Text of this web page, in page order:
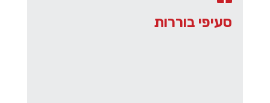
סעיפי בוררות